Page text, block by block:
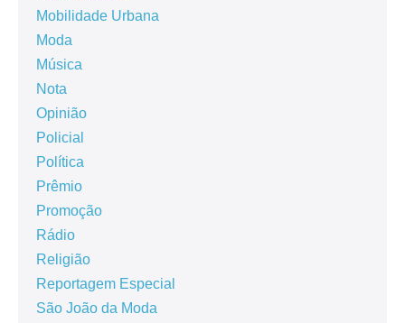
Mobilidade Urbana
Moda
Música
Nota
Opinião
Policial
Política
Prêmio
Promoção
Rádio
Religião
Reportagem Especial
São João da Moda